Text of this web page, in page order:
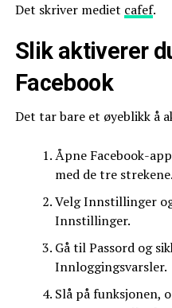
Det skriver mediet cafef.
Slik aktiverer
Facebook
Det tar bare et øyeblikk å
Åpne Facebook-
med de tre strekene.
Velg Innstillinger
Innstillinger.
Gå til Passord og
Innloggingsvarsler.
Slå på funksjonen,